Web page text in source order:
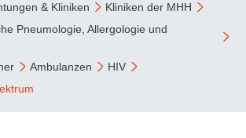
& Kliniken
Kliniken der MHH
Pneumologie, Allergologie und
Ambulanzen
HIV